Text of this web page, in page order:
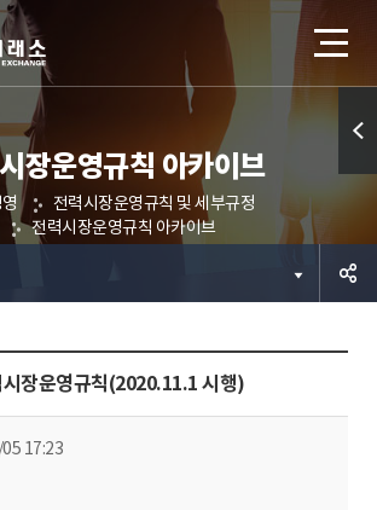
장운영규칙 아카이브
전력시장운영규칙 및 세부규정
전력시장운영규칙 아카이브
장운영규칙(2020.11.1 시행)
17:23